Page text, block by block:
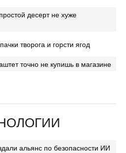
десерт не хуже
творога и горсти ягод
точно не купишь в магазине
альянс по безопасности ИИ